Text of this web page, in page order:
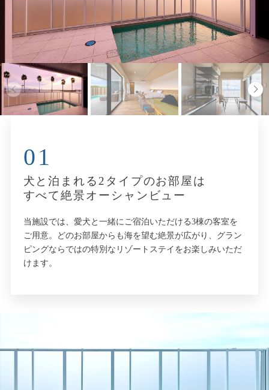
01
犬と泊まれる2タイプのお部屋は
すべて絶景オーシャンビュー
当施設では、愛犬と一緒にご宿泊いただける3棟の客室を
ご用意。どのお部屋からも海を望む絶景が広がり、グラン
ピングならではの特別なリゾートステイをお楽しみいただ
けます。